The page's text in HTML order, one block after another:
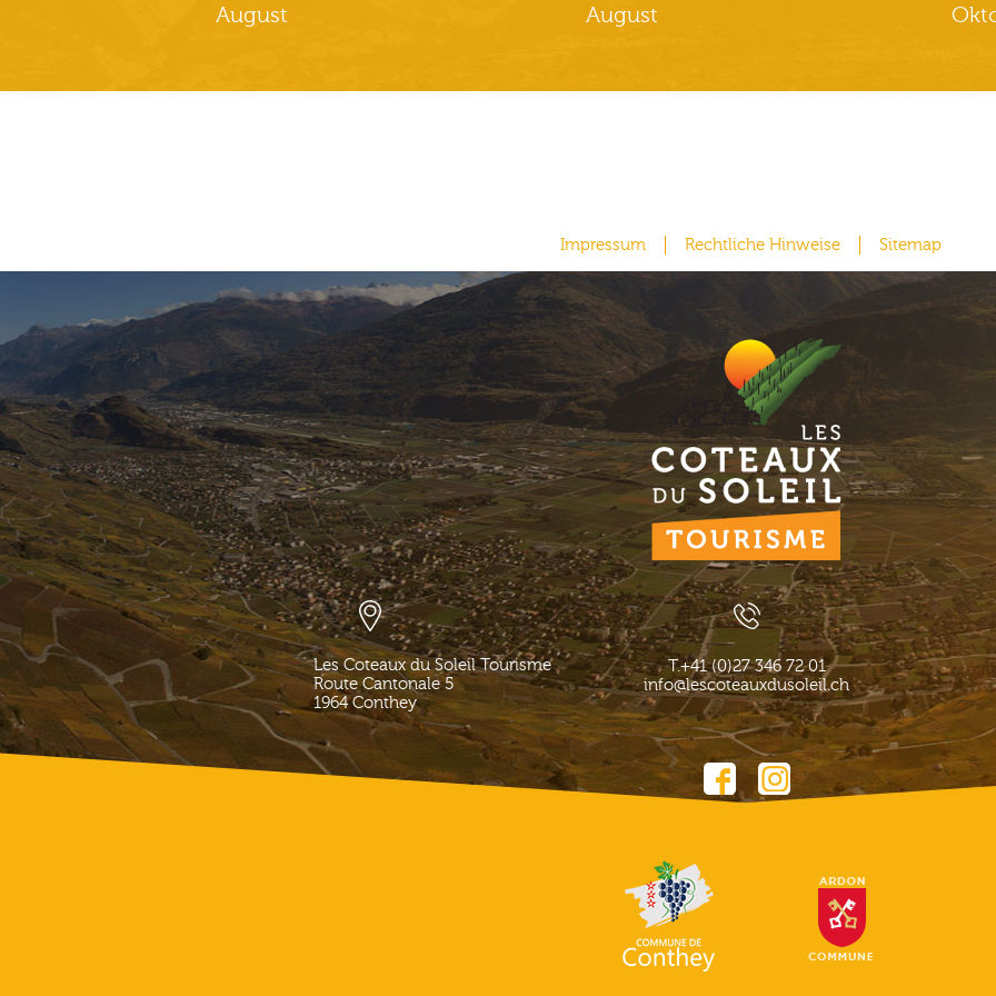
August August
Impressum Rechtliche Hinweise Sitemap
Les Coteaux du Soleil Tourisme
Route Cantonale 5
1964 Conthey
T.+41 (0)27 346 72 01
info@lescoteauxdusoleil.ch